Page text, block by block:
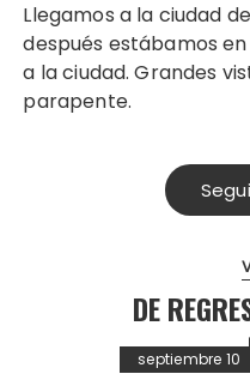
Llegamos a la ciudad de La Rioja, y unas horas
después estábamos
a la ciudad. Grandes
parapente.
DE
septiembre 10